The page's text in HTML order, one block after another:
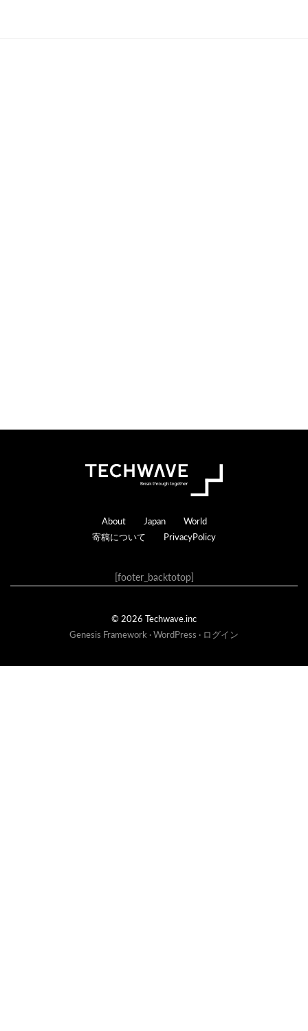
Footer
About Japan
World
寄稿について
PrivacyPolicy
[footer_backtotop]
© 2026 Techwave.inc
Genesis Framework ·WordPress · ログイン